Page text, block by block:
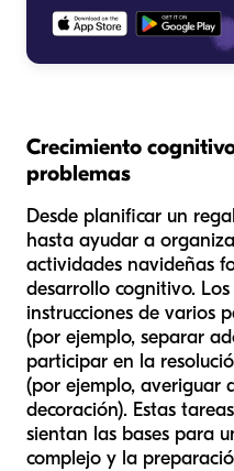
Crecimiento
problemas
Desde planificar un
hasta ayudar a
actividades navideñas
desarrollo cognitivo.
instrucciones de varios
(por ejemplo, separar
participar en la
(por ejemplo, averiguar
decoración). Estas
sientan las bases para
complejo y la